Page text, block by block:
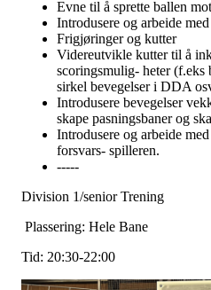
Evne til å sprette ballen
Introdusere og arbeide
Frigjøringer og kutter
Videreutvikle kutter til å
scoringsmulig- heter
sirkel bevegelser i DDA
Introdusere bevegelser
skape pasningsbaner og
Introdusere og arbeide
forsvars- spilleren.
-----
Division 1/senior Trening
Plassering: Hele Bane
Tid: 20:30-22:00